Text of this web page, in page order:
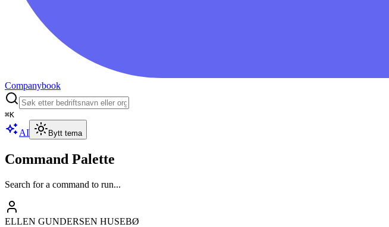
Companybook
⌘K
AI Bytt tema
Command Palette
Search for a command to run...
ELLEN GUNDERSEN HUSEBØ